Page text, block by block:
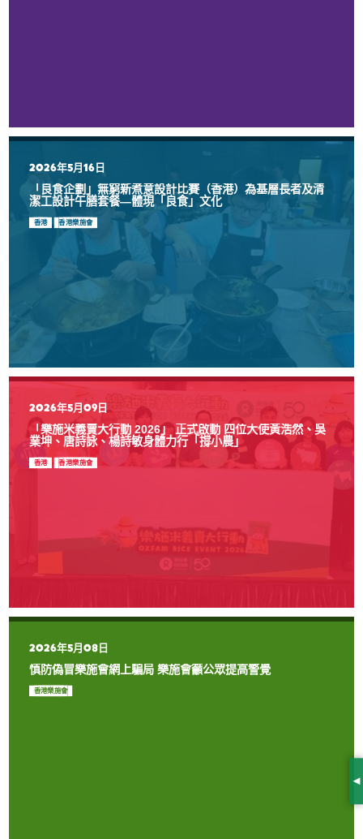
2026年5月16日
「良食企劃」無窮新煮意設計比賽（香港）為基層長者及清
潔工設計午膳套餐—體現「良食」文化
香港 香港樂施會
2026年5月09日
「樂施米義賣大行動 2026」 正式啟動 四位大使黃浩然、吳
業坤、唐詩詠、楊詩敏身體力行「撐小農」
香港 香港樂施會
2026年5月08日
慎防偽冒樂施會網上騙局 樂施會籲公眾提高警覺
香港樂施會